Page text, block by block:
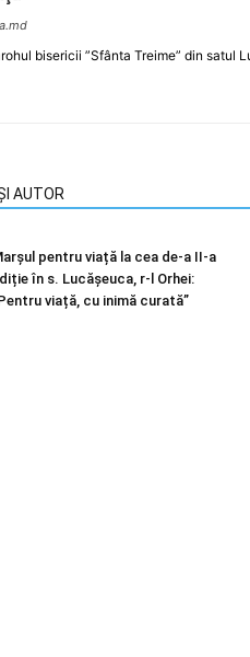
bisericii ”Sfânta Treime” din satul
AUTOR
pentru viață la cea de-a II-a
în s. Lucășeuca, r-l Orhei:
viață, cu inimă curată”